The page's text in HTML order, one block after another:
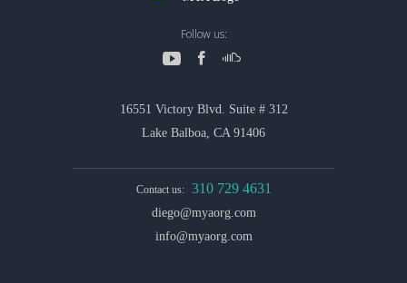
Follow us:
16551 Victory Blvd. Suite # 312
Lake Balboa, CA 91406
Contact us: 310 729 4631
diego@myaorg.com
info@myaorg.com